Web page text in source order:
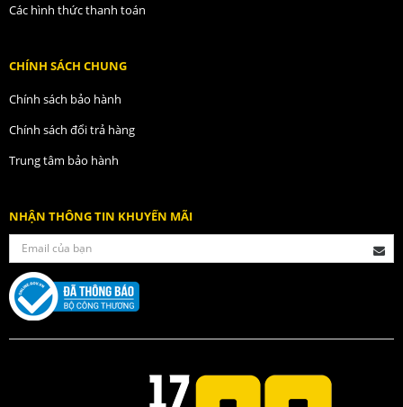
Các hình thức thanh toán
CHÍNH SÁCH CHUNG
Chính sách bảo hành
Chính sách đổi trả hàng
Trung tâm bảo hành
NHẬN THÔNG TIN KHUYẾN MÃI